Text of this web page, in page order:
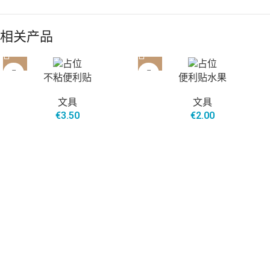
相关产品
不粘便利贴
文具
€3.50
便利贴水果
文具
€2.00